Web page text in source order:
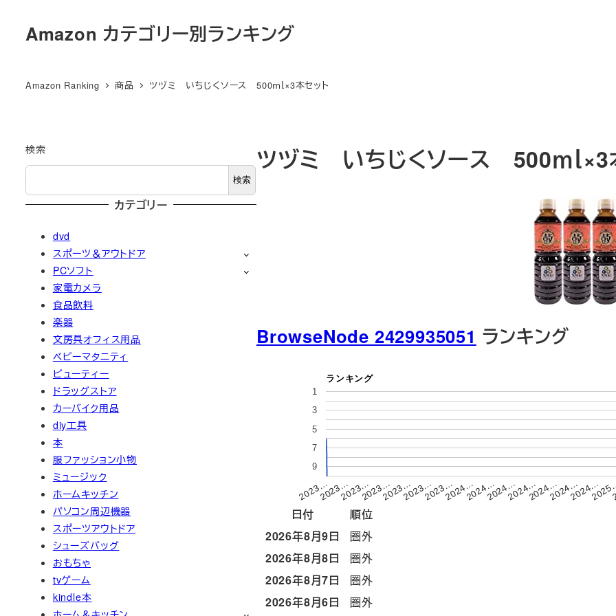
Amazon カテゴリー別ランキング
Amazon Ranking 商品 ツヅミ いちじくソース 500ｍｌ×3本セット
ツヅミ いちじくソース 500ｍｌ×3
BrowseNode 2429935051 ランキング
ランキング
2023…2023…2023…2023…2023…2023…2023…2024…2024…2024…2024…2024…2024…2024…
1
3
5
7
9
日付
順位
2026年8月9日
圏外
2026年8月8日
圏外
2026年8月7日
圏外
2026年8月6日
圏外
検索
検索
カテゴリー
dvd
スポーツ＆アウトドア
PCソフト
家電カメラ
食品飲料
楽器
文房具オフィス用品
ベビーマタニティ
ビューティー
ドラッグストア
カーバイク用品
diy工具
本
服ファッション小物
ミュージック
ホームキッチン
パソコン周辺機器
スポーツアウトドア
シューズバッグ
おもちゃ
tvゲーム
kindle本